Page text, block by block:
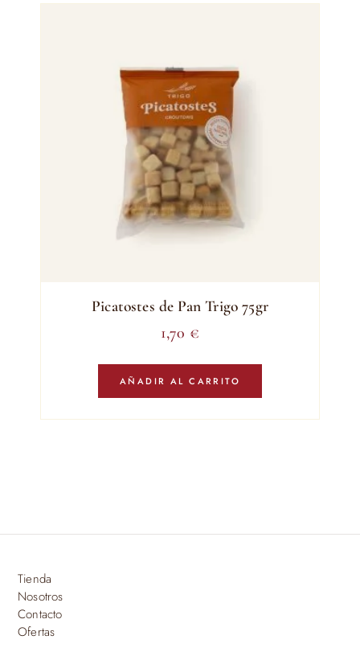
Picatostes de Pan Trigo 75gr
1,70 €
AÑADIR AL CARRITO
Tienda
Nosotros
Contacto
Ofertas